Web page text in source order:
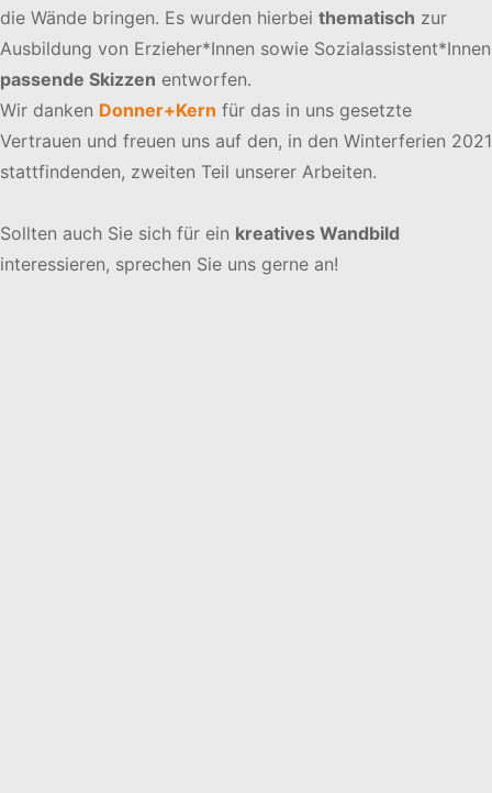
die Wände bringen. Es wurden hierbei thematisch zur
Ausbildung von Erzieher*Innen sowie Sozialassistent*Innen
passende Skizzen entworfen.
Wir danken Donner+Kern für das in uns gesetzte
Vertrauen und freuen uns auf den, in den Winterferien 2021
stattfindenden, zweiten Teil unserer Arbeiten.
Sollten auch Sie sich für ein kreatives Wandbild
interessieren, sprechen Sie uns gerne an!